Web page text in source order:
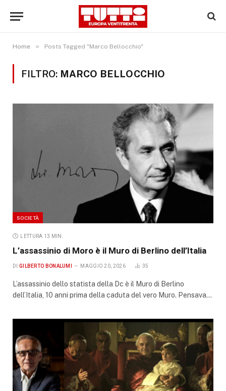
Home » Posts Tagged "Marco Bellocchio"
FILTRO: MARCO BELLOCCHIO
SOCIETÀ
LETTURA 13 MIN.
L’assassinio di Moro è il Muro di Berlino dell’Italia
DI GILBERTO BONALUMI MAGGIO 20, 2026 35
L’assassinio dello statista della Dc è il Muro di Berlino
dell’Italia, 10 anni prima della caduta del vero Muro. Pensava…